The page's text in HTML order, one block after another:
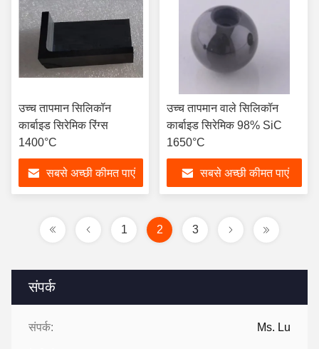
संपर्क
संपर्क: Ms. Lu
उच्च तापमान सिलिकॉन
कार्बाइड सिरेमिक रिंग्स
1400°C
सबसे अच्छी कीमत पाएं
उच्च तापमान वाले सिलिकॉन
कार्बाइड सिरेमिक 98% SiC
1650°C
सबसे अच्छी कीमत पाएं
1 2 3